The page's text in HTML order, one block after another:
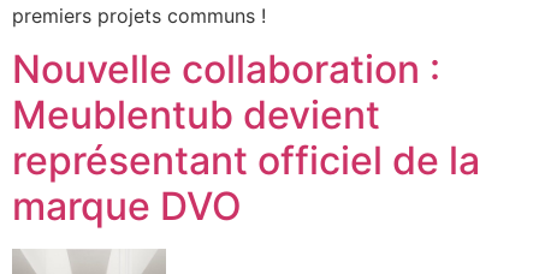
premiers projets communs !
Nouvelle collaboration :
Meublentub devient
représentant officiel de la
marque DVO